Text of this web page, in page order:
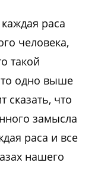
раса
человека,
такой
одно выше
сказать, что
замысла
раса и все
нашего